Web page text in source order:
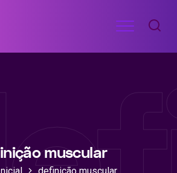
RECEITAS
ACADEMIA
Menu
muscular